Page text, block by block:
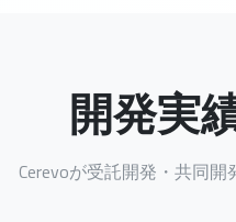
開発実
Cerevoが受託開発・共同